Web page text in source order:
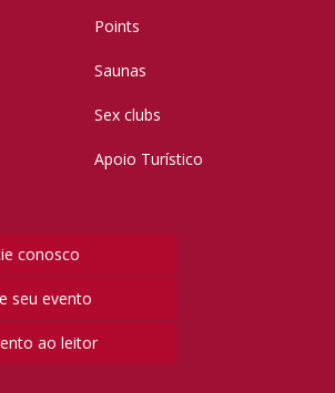
Points
Saunas
Sex clubs
Apoio Turístico
conosco
seu evento
ao leitor